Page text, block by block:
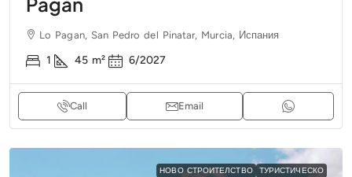
Lo Pagan, San Pedro del Pinatar, Murcia, Испания
1 45 m² 6/2027
Call Email
НОВО СТРОИТЕЛСТВО ТУРИСТИЧЕСКО